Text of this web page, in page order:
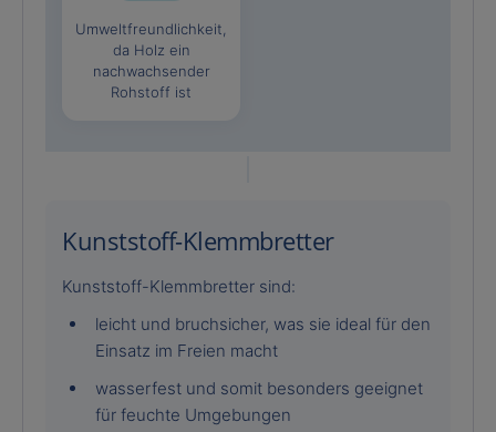
Umweltfreundlichkeit,
da Holz ein
nachwachsender
Rohstoff ist
Kunststoff-Klemmbretter
Kunststoff-Klemmbretter sind:
leicht und bruchsicher, was sie ideal für den
Einsatz im Freien macht
wasserfest und somit besonders geeignet
für feuchte Umgebungen